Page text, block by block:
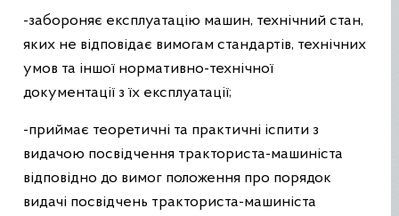
-забороняє експлуатацію машин, технічний стан,
яких не відповідає вимогам стандартів, технічних
умов та іншої нормативно-технічної
документації з їх експлуатації;
-приймає теоретичні та практичні іспити з
видачою посвідчення тракториста-машиніста
відповідно до вимог положення про порядок
видачі посвідчень тракториста-машиніста